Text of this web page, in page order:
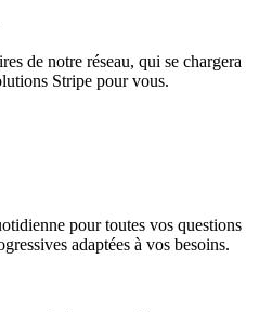
de notre réseau, qui se chargera
Stripe pour vous.
pour toutes vos questions
adaptées à vos besoins.